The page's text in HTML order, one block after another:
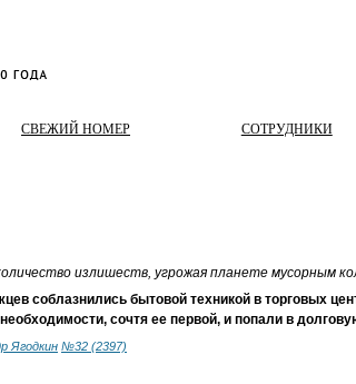
СВЕЖИЙ НОМЕР СОТРУДНИКИ
излишеств, угрожая планете мусорным
соблазнились бытовой техникой в торговых
сочтя ее первой, и попали в
Ягодкин №32 (2397)